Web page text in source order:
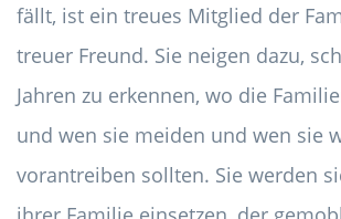
fällt, ist ein treues Mitglied der
treuer Freund. Sie neigen dazu,
Jahren zu erkennen, wo die
und wen sie meiden und wen sie
vorantreiben sollten. Sie werden